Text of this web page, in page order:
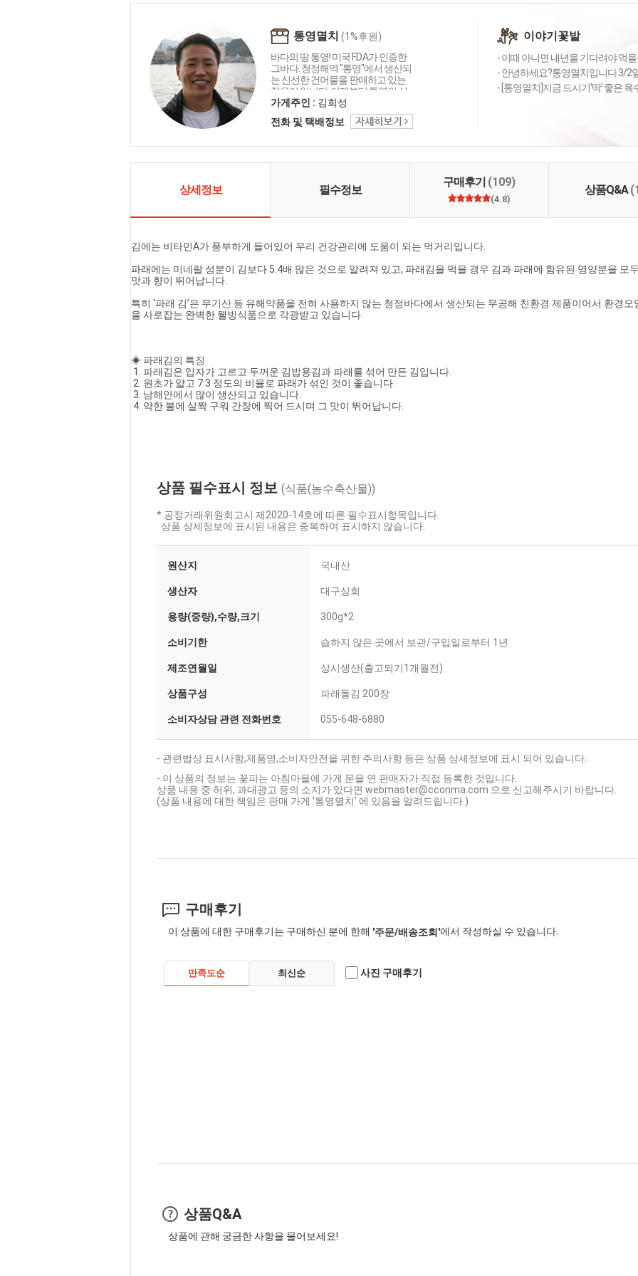
통영멸치 (1%후원)
바다의 땅 통영! 미국 F.D.A가 인증한
그바다. 청정해역 "통영"에서 생산되
는 신선한 건어물을 판매하고 있는
젊은이 입니다. 이제부터 통영의 신
선한 먹거리 통영멸치가 책임지겠
가게주인 : 김희성
전화 및 택배정보
이야기꽃밭
- 이때 아니면 내년을 기다려야 먹
- 안녕하세요?통영멸치입니다.3/2
- [통영멸치]지금 드시기'딱' 좋은 육
상세정보 필수정보
구매후기 (109)
(4.8)
상품Q&A
김에는 비타민A가 풍부하게 들어있어 우리 건강관리에 도움이 되는 먹거리입니다.
파래에는 미네랄 성분이 김보다 5.4배 많은 것으로 알려져 있고, 파래김을 먹을 경우 김과 파래에 함유된 영양분을 모
맛과 향이 뛰어납니다.
특히 ‘파래 김’은 무기산 등 유해약품을 전혀 사용하지 않는 청정바다에서 생산되는 무공해 친환경 제품이어서 환경
을 사로잡는 완벽한 웰빙식품으로 각광받고 있습니다.
◈ 파래김의 특징
1. 파래김은 입자가 고르고 두꺼운 김밥용김과 파래를 섞어 만든 김입니다.
2. 원초가 얇고 7:3 정도의 비율로 파래가 섞인 것이 좋습니다.
3. 남해안에서 많이 생산되고 있습니다.
4. 약한 불에 살짝 구워 간장에 찍어 드시며 그 맛이 뛰어납니다.
상품 필수표시 정보 (식품(농수축산물))
* 공정거래위원회고시 제2020-14호에 따른 필수표시항목입니다.
상품 상세정보에 표시된 내용은 중복하여 표시하지 않습니다.
원산지 국내산
생산자 대구상회
용량(중량),수량,크기 300g*2
소비기한 습하지 않은 곳에서 보관/구입일로부터 1년
제조연월일 상시생산(출고되기1개월전)
상품구성 파래돌김 200장
소비자상담 관련 전화번호 055-648-6880
- 관련법상 표시사항,제품명,소비자안전을 위한 주의사항 등은 상품 상세정보에 표시 되어 있습니다.
- 이 상품의 정보는 꽃피는 아침마을에 가게 문을 연 판매자가 직접 등록한 것입니다.
상품 내용 중 허위, 과대광고 등의 소지가 있다면 webmaster@cconma.com 으로 신고해주시기 바랍니다.
(상품 내용에 대한 책임은 판매 가게 '통영멸치' 에 있음을 알려드립니다.)
구매후기
이 상품에 대한 구매후기는 구매하신 분에 한해 '주문/배송조회'에서 작성하실 수 있습니다.
만족도순 최신순 사진 구매후기
상품Q&A
상품에 관해 궁금한 사항을 물어보세요!